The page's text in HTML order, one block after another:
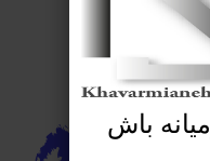
باش